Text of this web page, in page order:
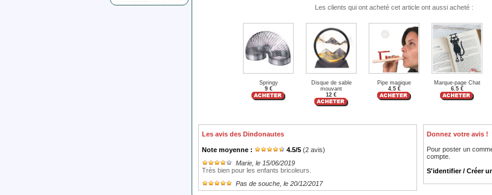
Les clients qui ont acheté cet article ont aussi acheté :
Springy
9 €
Disque de sable
mouvant
12 €
Pipe magique
4.5 €
Marque-page Chat
6.5 €
Les avis des Dindonautes
Note moyenne : 4.5/5 (2 avis)
Marie , le 15/06/2019
Très bien pour les enfants bricoleurs.
Pas de souche , le 20/12/2017
Donnez votre avis !
Pour poster un
compte.
S'identifier / Créer